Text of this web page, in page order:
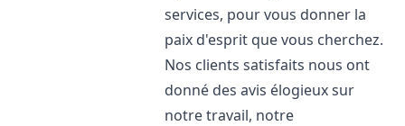
services, pour vous donner la
paix d'esprit que vous cherchez.
Nos clients satisfaits nous ont
donné des avis élogieux sur
notre travail, notre